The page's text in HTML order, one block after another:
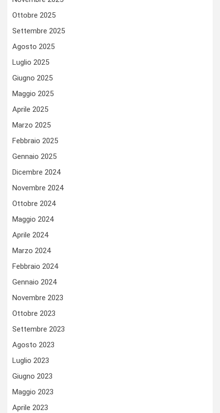
Ottobre 2025
Settembre 2025
Agosto 2025
Luglio 2025
Giugno 2025
Maggio 2025
Aprile 2025
Marzo 2025
Febbraio 2025
Gennaio 2025
Dicembre 2024
Novembre 2024
Ottobre 2024
Maggio 2024
Aprile 2024
Marzo 2024
Febbraio 2024
Gennaio 2024
Novembre 2023
Ottobre 2023
Settembre 2023
Agosto 2023
Luglio 2023
Giugno 2023
Maggio 2023
Aprile 2023